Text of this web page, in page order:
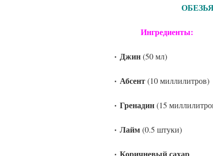
ОБЕЗЬЯНЬЯ
Ингредиенты:
٠ Джин(50 мл)
٠ Абсент(10 миллилитров)
٠ Гренадин(15
٠ Лайм(0.5 штуки)